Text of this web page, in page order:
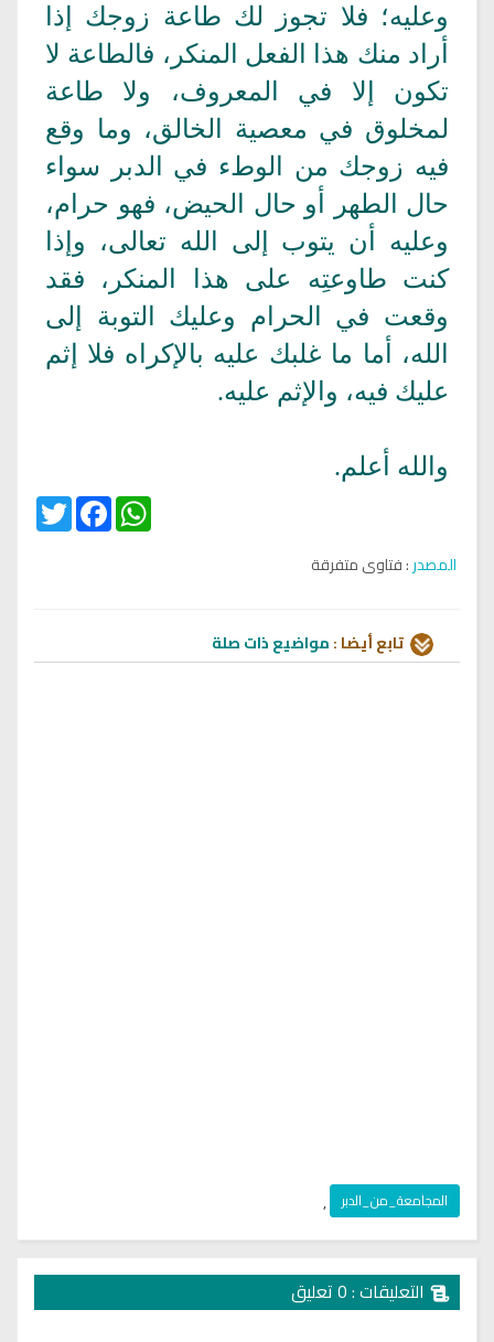
وعليه؛ فلا تجوز لك طاعة زوجك إذا
أراد منك هذا الفعل المنكر، فالطاعة لا
تكون إلا في المعروف، ولا طاعة
لمخلوق في معصية الخالق، وما وقع
فيه زوجك من الوطء في الدبر سواء
حال الطهر أو حال الحيض، فهو حرام،
وعليه أن يتوب إلى الله تعالى، وإذا
كنت طاوعتِه على هذا المنكر، فقد
وقعت في الحرام وعليك التوبة إلى
الله، أما ما غلبك عليه بالإكراه فلا إثم
عليك فيه، والإثم عليه.
والله أعلم.
Twitter
FacebookWhatsApp
المصدر: فتاوى متفرقة
تابع أيضا :مواضيع ذات صلة
المجامعة_من_الدبر ,
التعليقات : 0 تعليق